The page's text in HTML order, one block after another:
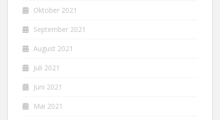
Oktober 2021
September 2021
August 2021
Juli 2021
Juni 2021
Mai 2021